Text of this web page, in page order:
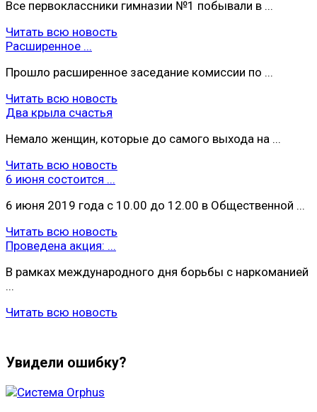
Все первоклассники гимназии №1 побывали в ...
Читать всю новость
Расширенное ...
Прошло расширенное заседание комиссии по ...
Читать всю новость
Два крыла счастья
Немало женщин, которые до самого выхода на ...
Читать всю новость
6 июня состоится ...
6 июня 2019 года с 10.00 до 12.00 в Общественной ...
Читать всю новость
Проведена акция: ...
В рамках международного дня борьбы с наркоманией
...
Читать всю новость
Увидели ошибку?